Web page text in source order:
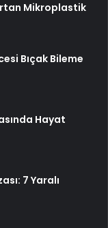
Mikroplastik
Bıçak Bileme
Hayat
7 Yaralı